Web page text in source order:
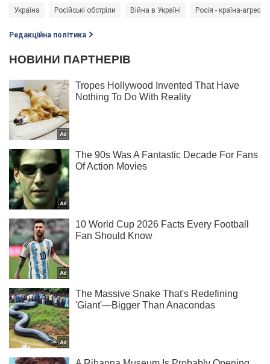
Україна Російські обстріли Війна в Україні Росія - країна-агресор
Редакційна політика